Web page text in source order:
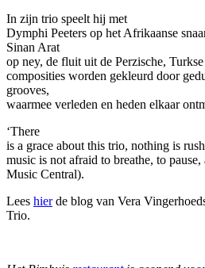
In zijn trio speelt hij met
Dymphi Peeters op het Afrikaanse
Sinan Arat
op ney, de fluit uit de Perzische,
composities worden gekleurd door
grooves,
waarmee verleden en heden elkaar
‘There
is a grace about this trio, nothing is
music is not afraid to breathe, to pause,
Music Central).
Lees hierde blog van Vera
Trio.